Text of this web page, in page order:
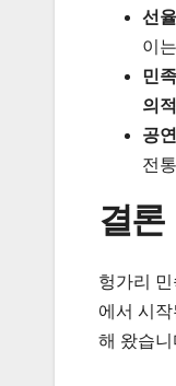
선
이
민
의
공
전
결론
헝가리
에서 시
해 왔습